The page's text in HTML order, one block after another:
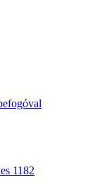
1182